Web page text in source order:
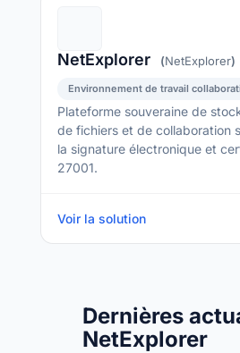
NetExplorer (NetExplorer)
Environnement de travail
Plateforme souveraine de
de fichiers et de collaboration
la signature électronique et
27001.
Voir la solution
Dernières
NetExplorer